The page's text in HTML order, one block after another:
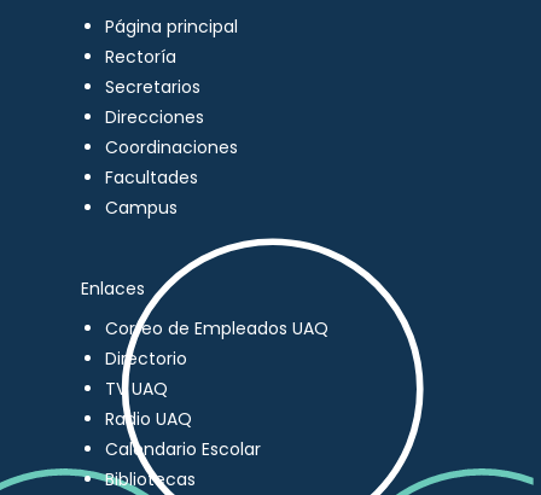
Página principal
Rectoría
Secretarios
Direcciones
Coordinaciones
Facultades
Campus
Enlaces
Correo de Empleados UAQ
Directorio
TV UAQ
Radio UAQ
Calendario Escolar
Bibliotecas